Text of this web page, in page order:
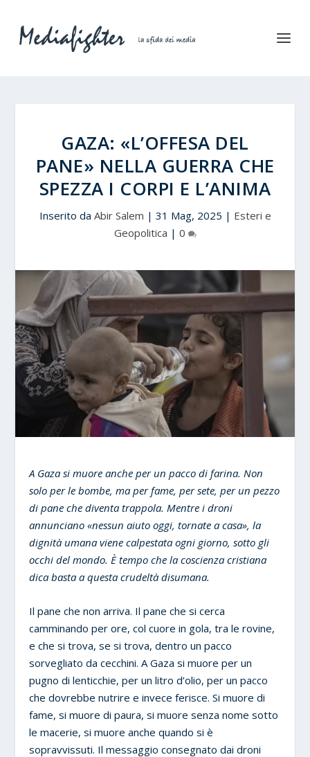
GAZA: «L’OFFESA DEL
PANE» NELLA GUERRA CHE
SPEZZA I CORPI E L’ANIMA
Inserito da Abir Salem | 31 Mag, 2025 | Esteri e
Geopolitica | 0
A Gaza si muore anche per un pacco di farina. Non
solo per le bombe, ma per fame, per sete, per un pezzo
di pane che diventa trappola. Mentre i droni
annunciano «nessun aiuto oggi, tornate a casa», la
dignità umana viene calpestata ogni giorno, sotto gli
occhi del mondo. È tempo che la coscienza cristiana
dica basta a questa crudeltà disumana.
Il pane che non arriva. Il pane che si cerca
camminando per ore, col cuore in gola, tra le rovine,
e che si trova, se si trova, dentro un pacco
sorvegliato da cecchini. A Gaza si muore per un
pugno di lenticchie, per un litro d’olio, per un pacco
che dovrebbe nutrire e invece ferisce. Si muore di
fame, si muore di paura, si muore senza nome sotto
le macerie, si muore anche quando si è
sopravvissuti. Il messaggio consegnato dai droni